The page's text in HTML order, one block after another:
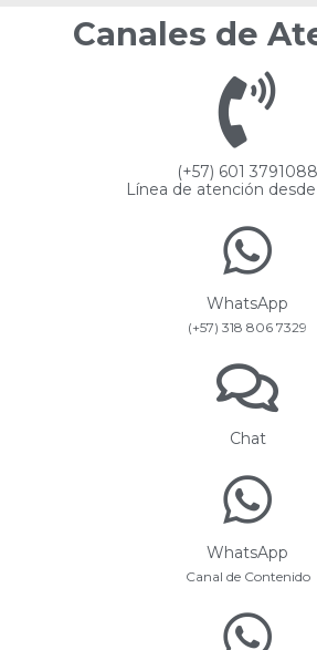
Canales de
(+57) 601 3791088
Línea de atención
WhatsApp
(+57) 318 806 7329
Chat
WhatsApp
Canal de Contenido